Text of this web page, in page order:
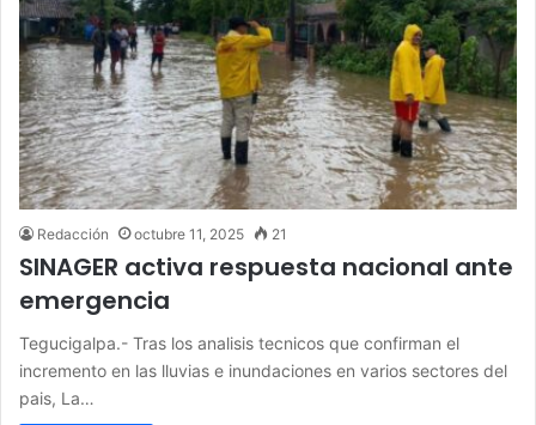
Redacción octubre 11, 2025 21
SINAGER activa respuesta nacional ante
emergencia
Tegucigalpa.- Tras los analisis tecnicos que confirman el
incremento en las lluvias e inundaciones en varios sectores del
pais, La…